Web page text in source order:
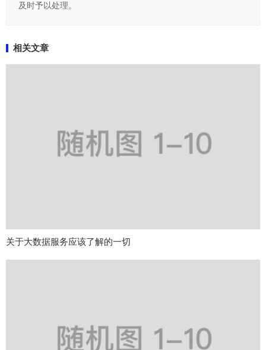
及时予以处理。
相关文章
关于大数据服务应该了解的一切